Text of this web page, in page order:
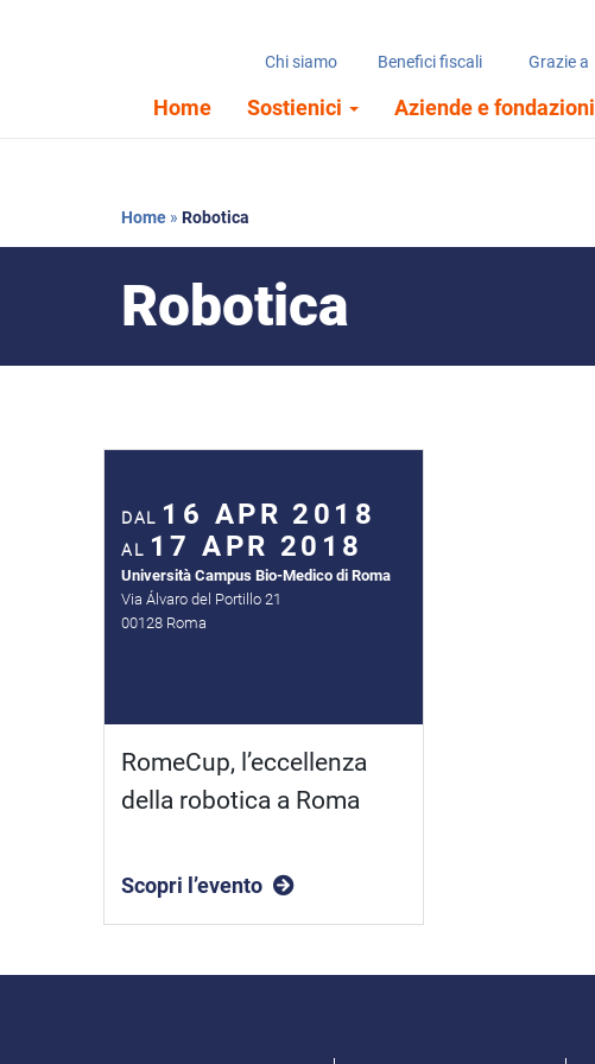
Chi siamo Benefici fiscali Grazie a
Home Sostienici Aziende e fondazioni
Home » Robotica
Robotica
DAL 16 APR 2018
AL 17 APR 2018
Università Campus Bio-Medico di Roma
Via Álvaro del Portillo 21
00128 Roma
RomeCup, l’eccellenza
della robotica a Roma
Scopri l’evento